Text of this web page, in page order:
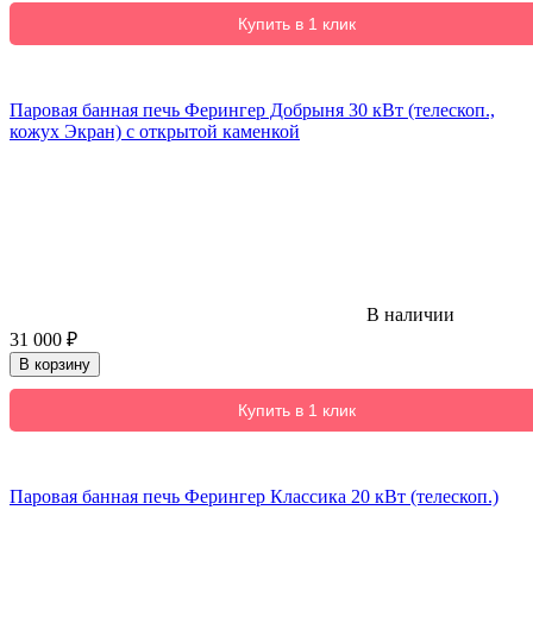
Купить в 1 клик
Паровая банная печь Ферингер Добрыня 30 кВт (телескоп.,
кожух Экран) с открытой каменкой
В наличии
31 000 ₽
В корзину
Купить в 1 клик
Паровая банная печь Ферингер Классика 20 кВт (телескоп.)